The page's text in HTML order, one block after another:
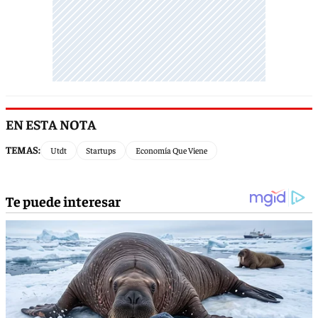
EN ESTA NOTA
TEMAS: Utdt Startups Economía Que Viene